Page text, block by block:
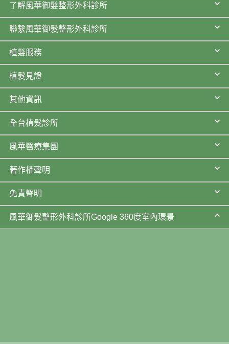
了解風華御髮整形外科診所
聯繫風華御髮整形外科診所
植髮服務
植髮見證
其他資訊
全台植髮診所
風華醫療集團
著作權聲明
免責聲明
風華御髮整形外科診所Google 360度室內環景